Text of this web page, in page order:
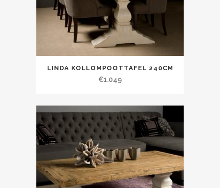
LINDA KOLLOMPOOTTAFEL 240CM
€1.049